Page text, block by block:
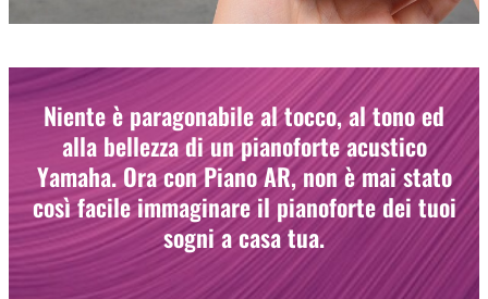
Niente è paragonabile al tocco, al tono ed
alla bellezza di un pianoforte acustico
Yamaha. Ora con Piano AR, non è mai stato
così facile immaginare il pianoforte dei tuoi
sogni a casa tua.